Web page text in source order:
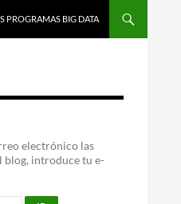
PROGRAMAS BIG DATA
electrónico las
blog, introduce tu e-